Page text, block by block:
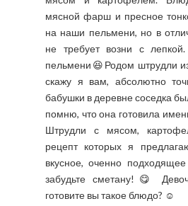
мясной фарш и пресное
на наши пельмени, но в
не требует возни с
пельмени😆Родом штрудли
скажу я вам, абсолютно
бабушки в деревне соседка
помню, что она готовила
Штрудли с мясом,
рецепт которых я
вкусное, оченно
забудьте сметану!😋
готовите вы такое блюдо? ☺️